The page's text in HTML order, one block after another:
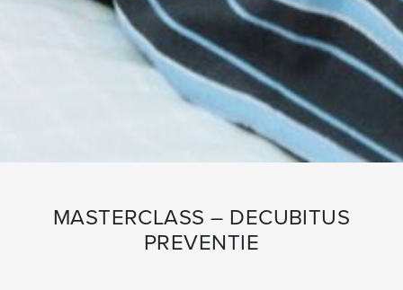
MASTERCLASS – DECUBITUS
PREVENTIE